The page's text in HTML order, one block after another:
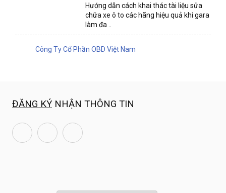
Hướng dẫn cách khai thác tài liệu sửa
chữa xe ô to các hãng hiệu quả khi gara
làm đa ..
Công Ty Cổ Phần OBD Việt Nam
ĐĂNG KÝ NHẬN THÔNG TIN